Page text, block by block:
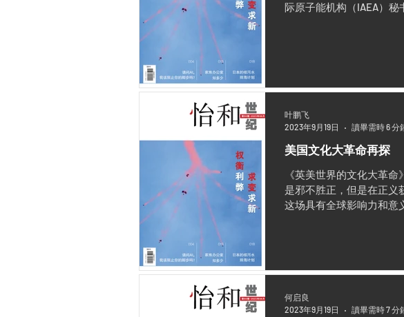
际原子能机构（IAEA）秘
美国文化大革命再探
《英美世界的文化大革
是邪不胜正，但是在正义
这场具有全球影响力和意
叶鹏飞
2023年9月19日
讀畢需時 6 分
何启良
2023年9月19日
讀畢需時 7 分